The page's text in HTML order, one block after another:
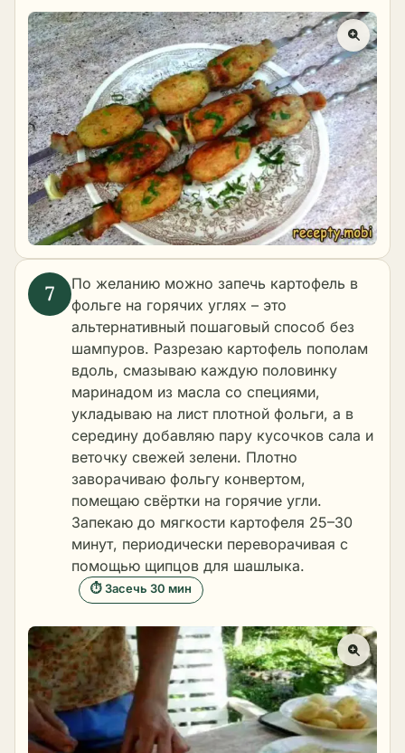
По желанию можно запечь картофель в
фольге на горячих углях – это
альтернативный пошаговый способ без
шампуров. Разрезаю картофель пополам
вдоль, смазываю каждую половинку
маринадом из масла со специями,
укладываю на лист плотной фольги, а в
середину добавляю пару кусочков сала и
веточку свежей зелени. Плотно
заворачиваю фольгу конвертом,
помещаю свёртки на горячие угли.
Запекаю до мягкости картофеля 25–30
минут, периодически переворачивая с
помощью щипцов для шашлыка.
⏱ Засечь 30 мин